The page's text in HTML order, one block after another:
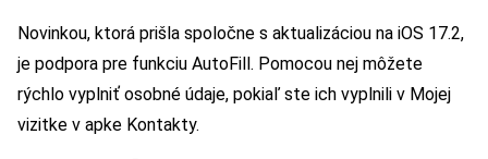
Novinkou, ktorá prišla spoločne s aktualizáciou na iOS 17.2,
je podpora pre funkciu AutoFill. Pomocou nej môžete
rýchlo vyplniť osobné údaje, pokiaľ ste ich vyplnili v Mojej
vizitke v apke Kontakty.